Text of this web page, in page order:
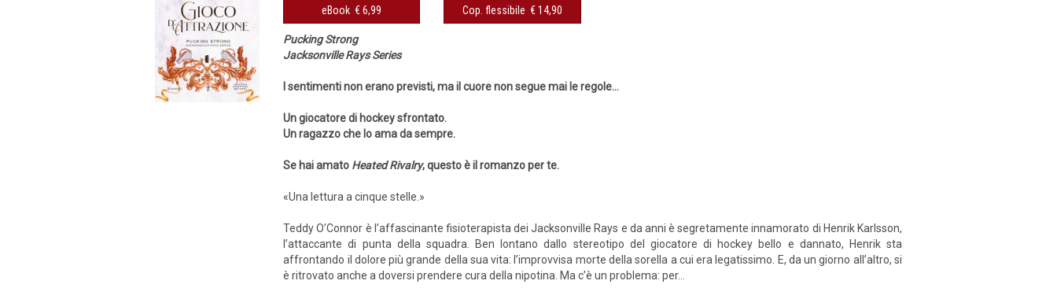
eBook € 6,99 Cop. flessibile € 14,90
Pucking Strong
Jacksonville Rays Series
I sentimenti non erano previsti, ma il cuore non segue mai le regole…
Un giocatore di hockey sfrontato.
Un ragazzo che lo ama da sempre.
Se hai amato Heated Rivalry, questo è il romanzo per te.
«Una lettura a cinque stelle.»
Teddy O’Connor è l’affascinante fisioterapista dei Jacksonville Rays e da anni è segretamente innamorato di Henrik Karlsson,
l’attaccante di punta della squadra. Ben lontano dallo stereotipo del giocatore di hockey bello e dannato, Henrik sta
affrontando il dolore più grande della sua vita: l’improvvisa morte della sorella a cui era legatissimo. E, da un giorno all’altro, si
è ritrovato anche a doversi prendere cura della nipotina. Ma c’è un problema: per...